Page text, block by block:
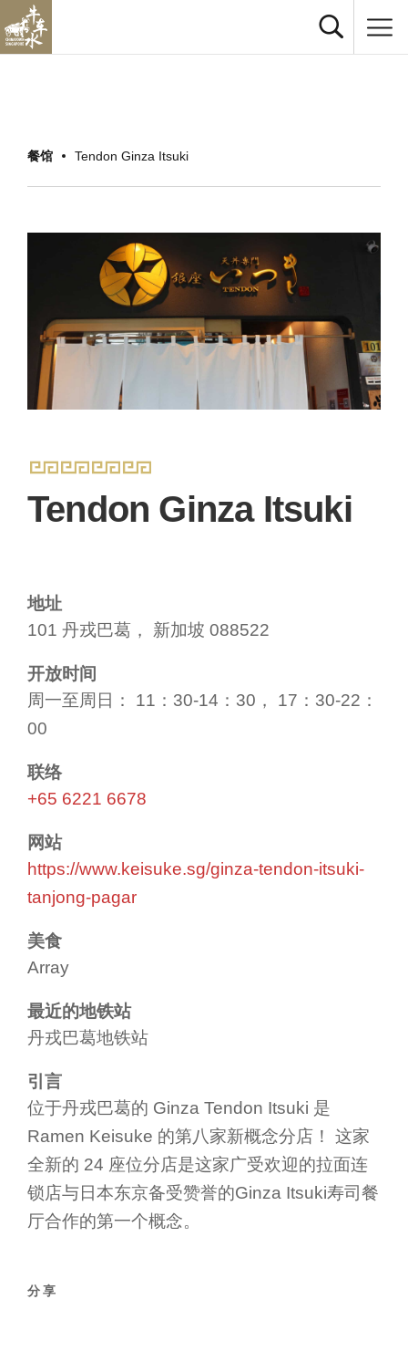
餐馆 Tendon Ginza Itsuki
Tendon Ginza Itsuki
地址
101 丹戎巴葛， 新加坡 088522
开放时间
周一至周日： 11：30-14：30， 17：30-22：
00
联络
+65 6221 6678
网站
https://www.keisuke.sg/ginza-tendon-itsuki-
tanjong-pagar
美食
Array
最近的地铁站
丹戎巴葛地铁站
引言
位于丹戎巴葛的 Ginza Tendon Itsuki 是
Ramen Keisuke 的第八家新概念分店！ 这家
全新的 24 座位分店是这家广受欢迎的拉面连
锁店与日本东京备受赞誉的Ginza Itsuki寿司餐
厅合作的第一个概念。
分享